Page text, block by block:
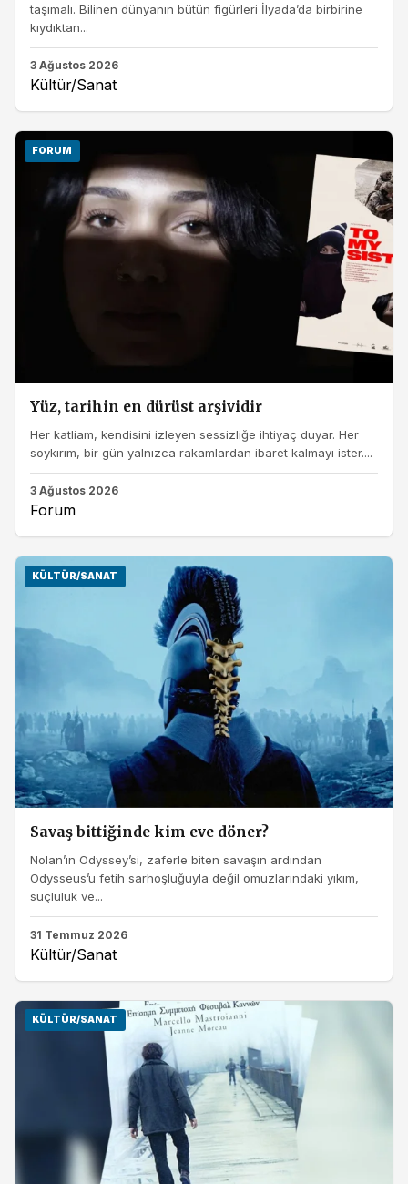
taşımalı. Bilinen dünyanın bütün figürleri İlyada’da birbirine
kıydıktan...
3 Ağustos 2026
Kültür/Sanat
FORUM
Yüz, tarihin en dürüst arşividir
Her katliam, kendisini izleyen sessizliğe ihtiyaç duyar. Her
soykırım, bir gün yalnızca rakamlardan ibaret kalmayı ister....
3 Ağustos 2026
Forum
KÜLTÜR/SANAT
Savaş bittiğinde kim eve döner?
Nolan’ın Odyssey’si, zaferle biten savaşın ardından
Odysseus’u fetih sarhoşluğuyla değil omuzlarındaki yıkım,
suçluluk ve...
31 Temmuz 2026
Kültür/Sanat
KÜLTÜR/SANAT